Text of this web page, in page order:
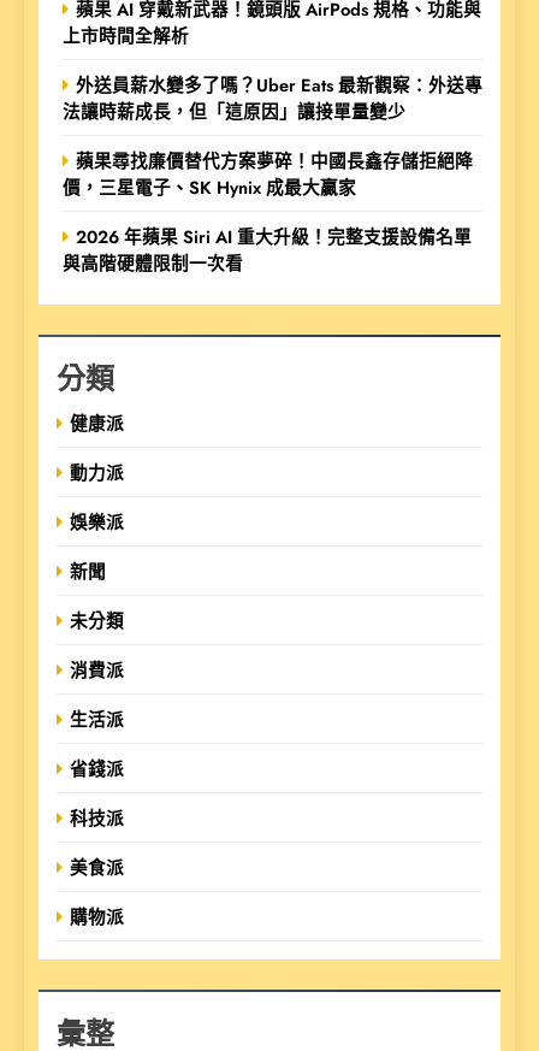
蘋果 AI 穿戴新武器！鏡頭版 AirPods 規格、功能與
上市時間全解析
外送員薪水變多了嗎？Uber Eats 最新觀察：外送專
法讓時薪成長，但「這原因」讓接單量變少
蘋果尋找廉價替代方案夢碎！中國長鑫存儲拒絕降
價，三星電子、SK Hynix 成最大贏家
2026 年蘋果 Siri AI 重大升級！完整支援設備名單
與高階硬體限制一次看
分類
健康派
動力派
娛樂派
新聞
未分類
消費派
生活派
省錢派
科技派
美食派
購物派
彙整